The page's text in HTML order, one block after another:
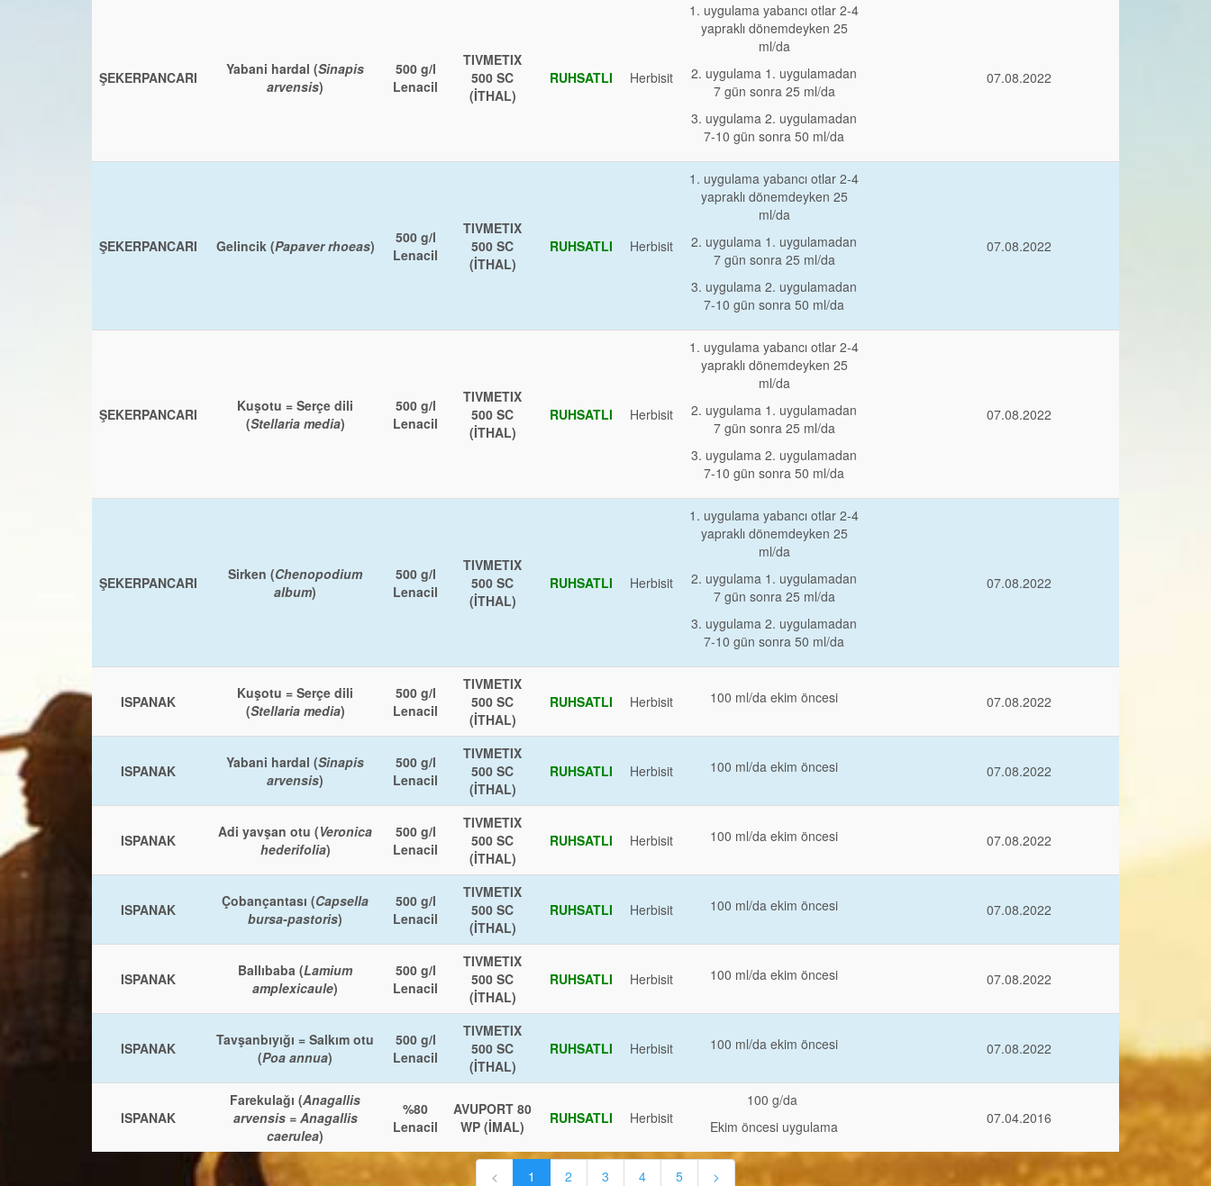
ŞEKERPANCARI Yabani hardal (Sinapis
arvensis)
500 g/l
Lenacil
TIVMETIX
500 SC
(İTHAL)
RUHSATLI Herbisit
1. uygulama yabancı otlar 2-4
yapraklı dönemdeyken 25
ml/da
2. uygulama 1. uygulamadan
7 gün sonra 25 ml/da
3. uygulama 2. uygulamadan
7-10 gün sonra 50 ml/da
07.08.2022
ŞEKERPANCARI Gelincik (Papaver rhoeas)
500 g/l
Lenacil
TIVMETIX
500 SC
(İTHAL)
RUHSATLI Herbisit
1. uygulama yabancı otlar 2-4
yapraklı dönemdeyken 25
ml/da
2. uygulama 1. uygulamadan
7 gün sonra 25 ml/da
3. uygulama 2. uygulamadan
7-10 gün sonra 50 ml/da
07.08.2022
ŞEKERPANCARI
Kuşotu = Serçe dili
(Stellaria media)
500 g/l
Lenacil
TIVMETIX
500 SC
(İTHAL)
RUHSATLI Herbisit
1. uygulama yabancı otlar 2-4
yapraklı dönemdeyken 25
ml/da
2. uygulama 1. uygulamadan
7 gün sonra 25 ml/da
3. uygulama 2. uygulamadan
7-10 gün sonra 50 ml/da
07.08.2022
ŞEKERPANCARI Sirken (Chenopodium
album)
500 g/l
Lenacil
TIVMETIX
500 SC
(İTHAL)
RUHSATLI Herbisit
1. uygulama yabancı otlar 2-4
yapraklı dönemdeyken 25
ml/da
2. uygulama 1. uygulamadan
7 gün sonra 25 ml/da
3. uygulama 2. uygulamadan
7-10 gün sonra 50 ml/da
07.08.2022
ISPANAK
Kuşotu = Serçe dili
(Stellaria media)
500 g/l
Lenacil
TIVMETIX
500 SC
(İTHAL)
RUHSATLI Herbisit 100 ml/da ekim öncesi 07.08.2022
ISPANAK Yabani hardal (Sinapis
arvensis)
500 g/l
Lenacil
TIVMETIX
500 SC
(İTHAL)
RUHSATLI Herbisit 100 ml/da ekim öncesi 07.08.2022
ISPANAK Adi yavşan otu (Veronica
hederifolia)
500 g/l
Lenacil
TIVMETIX
500 SC
(İTHAL)
RUHSATLI Herbisit 100 ml/da ekim öncesi 07.08.2022
ISPANAK Çobançantası (Capsella
bursa-pastoris)
500 g/l
Lenacil
TIVMETIX
500 SC
(İTHAL)
RUHSATLI Herbisit 100 ml/da ekim öncesi 07.08.2022
ISPANAK Ballıbaba (Lamium
amplexicaule)
500 g/l
Lenacil
TIVMETIX
500 SC
(İTHAL)
RUHSATLI Herbisit 100 ml/da ekim öncesi 07.08.2022
ISPANAK
Tavşanbıyığı = Salkım otu
(Poa annua)
500 g/l
Lenacil
TIVMETIX
500 SC
(İTHAL)
RUHSATLI Herbisit 100 ml/da ekim öncesi 07.08.2022
ISPANAK
Farekulağı (Anagallis
arvensis = Anagallis
caerulea)
%80
Lenacil
AVUPORT 80
WP (İMAL)
RUHSATLI Herbisit
100 g/da
Ekim öncesi uygulama
07.04.2016
< 1 2 3 4 5 >